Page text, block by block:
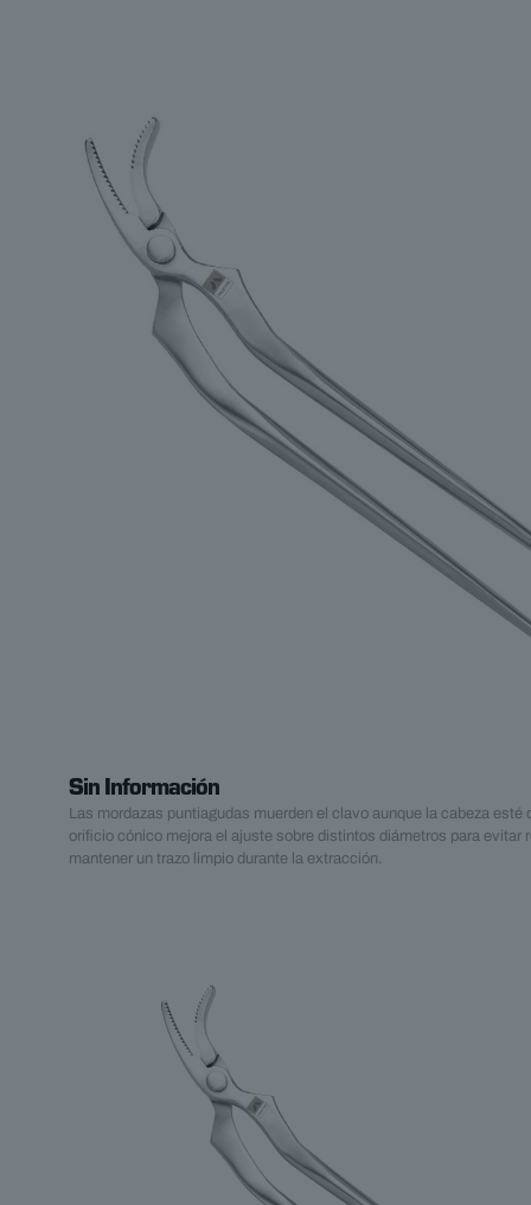
Sin Información
Las mordazas puntiagudas muerden el clavo aunque la cabeza esté
orificio cónico mejora el ajuste sobre distintos diámetros para evitar
mantener un trazo limpio durante la extracción.